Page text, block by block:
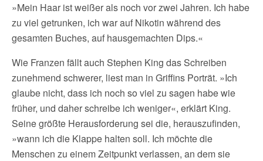
»Mein Haar ist weißer als noch vor zwei Jahren. Ich habe
zu viel getrunken, ich war auf Nikotin während des
gesamten Buches, auf hausgemachten Dips.«
Wie Franzen fällt auch Stephen King das Schreiben
zunehmend schwerer, liest man in Griffins Porträt. »Ich
glaube nicht, dass ich noch so viel zu sagen habe wie
früher, und daher schreibe ich weniger«, erklärt King.
Seine größte Herausforderung sei die, herauszufinden,
»wann ich die Klappe halten soll. Ich möchte die
Menschen zu einem Zeitpunkt verlassen, an dem sie